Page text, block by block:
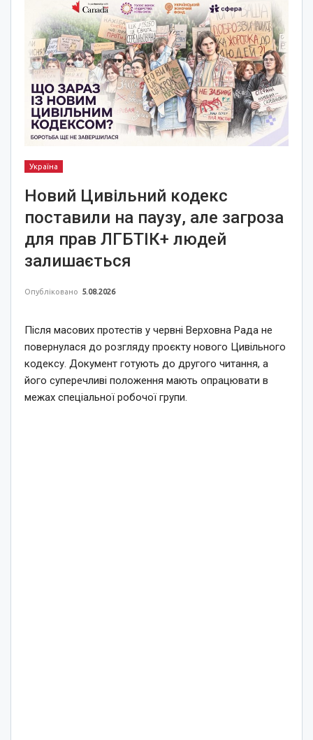
Україна
Новий Цивільний кодекс
поставили на паузу, але загроза
для прав ЛГБТІК+ людей
залишається
Опубліковано 5.08.2026
Після масових протестів у червні Верховна Рада не
повернулася до розгляду проєкту нового Цивільного
кодексу. Документ готують до другого читання, а
його суперечливі положення мають опрацювати в
межах спеціальної робочої групи.